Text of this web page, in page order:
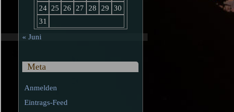
24 25 26 27 28 29
30
31
« Juni
Meta
Anmelden
Eintrags-Feed